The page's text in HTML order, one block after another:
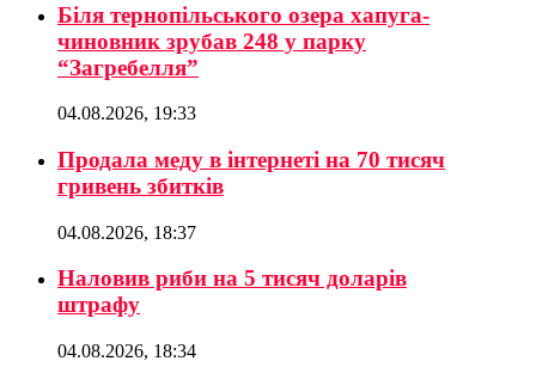
Біля тернопільського озера хапуга-
чиновник зрубав 248 у парку
“Загребелля”
04.08.2026, 19:33
Продала меду в інтернеті на 70 тисяч
гривень збитків
04.08.2026, 18:37
Наловив риби на 5 тисяч доларів
штрафу
04.08.2026, 18:34